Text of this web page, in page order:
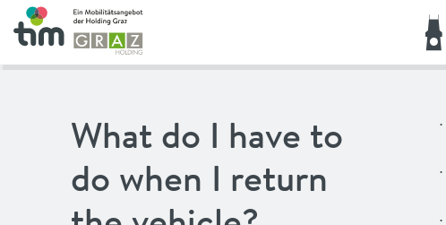
What do I have to
do when I return